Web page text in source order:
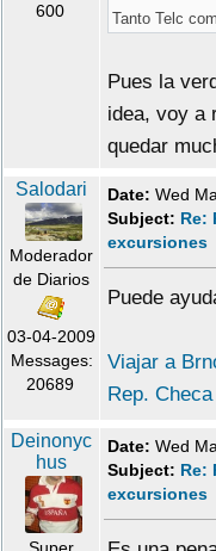
600
Tanto Telc
Pues la
idea, voy a
quedar
Salodari
Moderador
de Diarios
03-04-2009
Messages:
20689
Date: Wed
Subject: Re:
excursiones
Puede
Viajar a
Rep. Checa
Deinonyc
hus
Date: Wed
Subject: Re:
excursiones